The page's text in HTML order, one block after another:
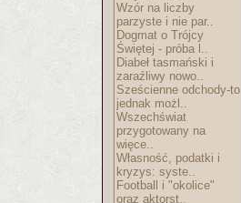
Wzór na liczby
parzyste i nie par..
Dogmat o Trójcy
Świętej - próba l..
Diabeł tasmański i
zaraźliwy nowo..
Sześcienne odchody-to
jednak możl..
Wszechświat
przygotowany na
więce..
Własność, podatki i
kryzys: syste..
Football i "okolice"
oraz aktorst..